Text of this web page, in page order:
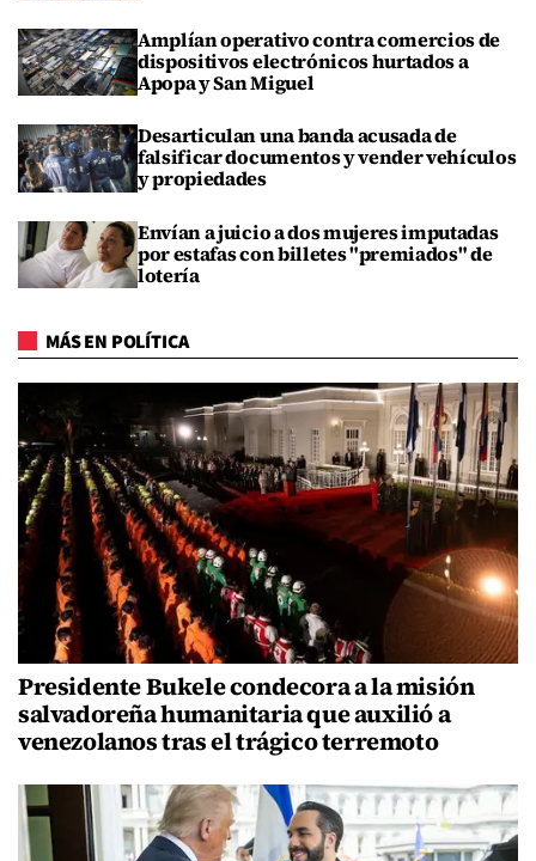
Amplían operativo contra comercios de
dispositivos electrónicos hurtados a
Apopa y San Miguel
Desarticulan una banda acusada de
falsificar documentos y vender vehículos
y propiedades
Envían a juicio a dos mujeres imputadas
por estafas con billetes "premiados" de
lotería
MÁS EN POLÍTICA
Presidente Bukele condecora a la misión
salvadoreña humanitaria que auxilió a
venezolanos tras el trágico terremoto